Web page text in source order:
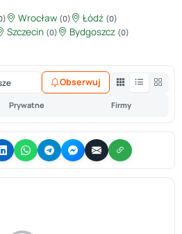
Wrocław (0) Łódź (0)
Szczecin (0) Bydgoszcz (0)
Prywatne Firmy
Obserwuj